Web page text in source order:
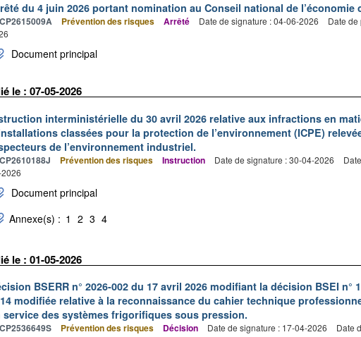
du 4 juin 2026 portant nomination au Conseil national de l’économie
Prévention des risques Arrêté Date de signature : 04-06-2026
Date
Document principal
le : 07-05-2026
interministérielle du 30 avril 2026 relative aux infractions en
classées pour la protection de l’environnement (ICPE)
de l’environnement industriel.
Prévention des risques Instruction Date de signature : 30-04-2026
Document principal
Annexe(s) : 1 2 3 4
le : 01-05-2026
BSERR n° 2026-002 du 17 avril 2026 modifiant la décision BSEI n°
modifiée relative à la reconnaissance du cahier technique
service des systèmes frigorifiques sous pression.
Prévention des risques Décision Date de signature : 17-04-2026
Date